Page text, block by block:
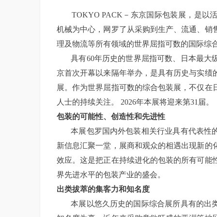
TOKYO PACK－东京国际包装展，是以
机械为中心，网罗了从采购到生产、流通、
理及物流等所有领域的世界屈指可数的国际综
具有60年历史的世界屈指可数、日本最大
京首次开幕以来隔年举办，是具有历史与实
展。作为世界屈指可数的综合包装展，不仅
人士的持续关注。 2026年本展将迎来第31届。
包装的可能性、创造性和先进性
本展包罗国内外包装相关行业具有代表性
新信息汇聚一堂，展商和观众的相遇出现新
效应。这是把正在持续进化的包装的所有可
界先进水平的包装产业的盛会。
出类拔萃的集客力和知名度
本展以悠久历史的国际综合展所具有的出